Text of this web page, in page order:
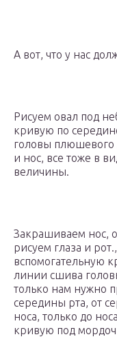
А вот, что у нас
Рисуем овал под
кривую по
головы
и нос, все тоже в
величины.
Закрашиваем нос,
рисуем глаза и
вспомогательную
линии сшива
только нам нужно
середины рта, от
носа, только до
кривую под